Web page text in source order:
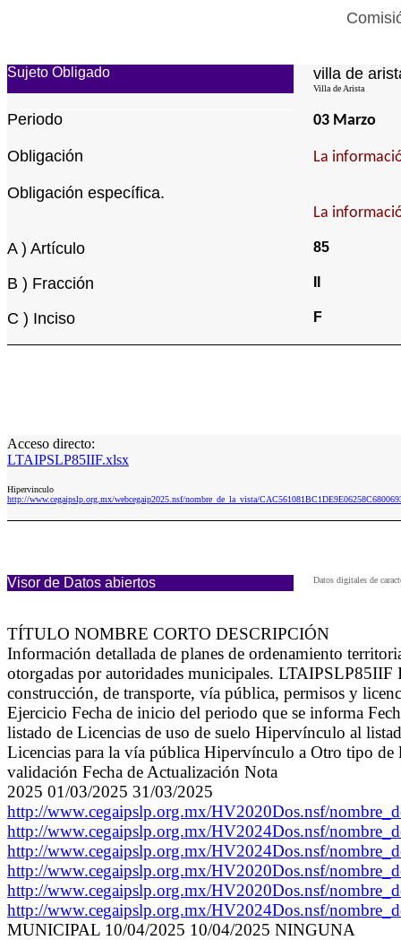
Sujeto Obligado villa de
Villa de Arista
Periodo 03 Marzo
Obligación La
Obligación específica.
La
A ) Artículo 85
B ) Fracción
C ) Inciso F
Acceso directo:
LTAIPSLP85IIF.xlsx
Hipervinculo
http://www.cegaipslp.org.mx/webcegaip2025.nsf/nombre_de_la_vista/
Visor de Datos abiertos Datos digitales de
TÍTULO NOMBRE CORTO DESCRIPCIÓN
Información detallada de planes de ordenamiento
otorgadas por autoridades municipales.
construcción, de transporte, vía pública, permisos y
Ejercicio Fecha de inicio del periodo que se informa
listado de Licencias de uso de suelo Hipervínculo al
Licencias para la vía pública Hipervínculo a Otro tipo de
validación Fecha de Actualización Nota
2025 01/03/2025 31/03/2025
http://www.cegaipslp.org.mx/HV2020Dos.nsf/
http://www.cegaipslp.org.mx/HV2024Dos.nsf/
http://www.cegaipslp.org.mx/HV2024Dos.nsf/
http://www.cegaipslp.org.mx/HV2020Dos.nsf/
http://www.cegaipslp.org.mx/HV2020Dos.nsf/
http://www.cegaipslp.org.mx/HV2024Dos.nsf/
MUNICIPAL 10/04/2025 10/04/2025 NINGUNA